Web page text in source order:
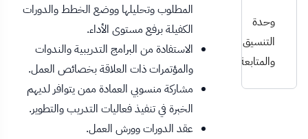
وحدة
التنسيق
والمتابعة
المطلوب وتحليلها ووضع الخطط والدورات
الكفيلة برفع مستوى الأداء.
الاستفادة من البرامج التدريبية والندوات
والمؤتمرات ذات العلاقة بخصائص العمل.
مشاركة منسوبي العمادة ممن يتوافر لديهم
الخبرة في تنفيذ فعاليات التدريب والتطوير.
عقد الدورات وورش العمل.